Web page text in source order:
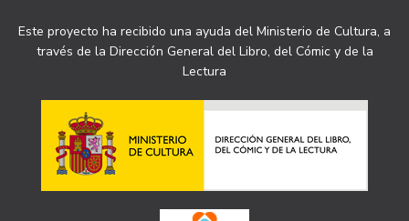
Este proyecto ha recibido una ayuda del Ministerio de Cultura, a
través de la Dirección General del Libro, del Cómic y de la
Lectura